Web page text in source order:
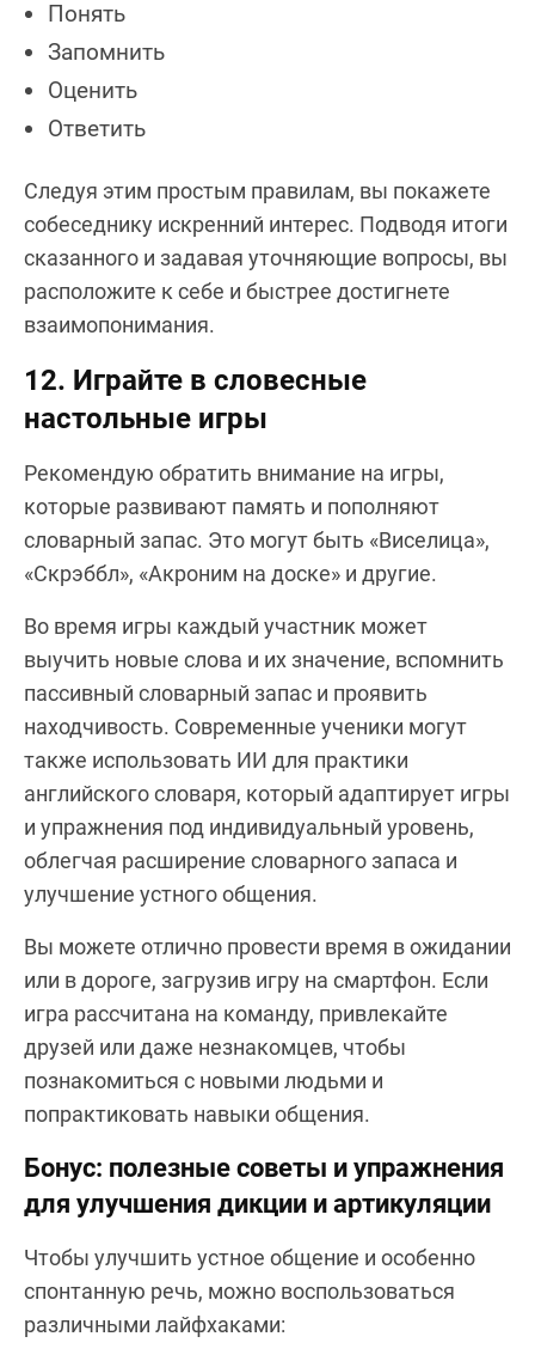
Понять
Запомнить
Оценить
Ответить
Следуя этим простым правилам, вы покажете
собеседнику искренний интерес. Подводя итоги
сказанного и задавая уточняющие вопросы, вы
расположите к себе и быстрее достигнете
взаимопонимания.
12. Играйте в словесные
настольные игры
Рекомендую обратить внимание на игры,
которые развивают память и пополняют
словарный запас. Это могут быть «Виселица»,
«Скрэббл», «Акроним на доске» и другие.
Во время игры каждый участник может
выучить новые слова и их значение, вспомнить
пассивный словарный запас и проявить
находчивость. Современные ученики могут
также использовать ИИ для практики
английского словаря, который адаптирует игры
и упражнения под индивидуальный уровень,
облегчая расширение словарного запаса и
улучшение устного общения.
Вы можете отлично провести время в ожидании
или в дороге, загрузив игру на смартфон. Если
игра рассчитана на команду, привлекайте
друзей или даже незнакомцев, чтобы
познакомиться с новыми людьми и
попрактиковать навыки общения.
Бонус: полезные советы и упражнения
для улучшения дикции и артикуляции
Чтобы улучшить устное общение и особенно
спонтанную речь, можно воспользоваться
различными лайфхаками: